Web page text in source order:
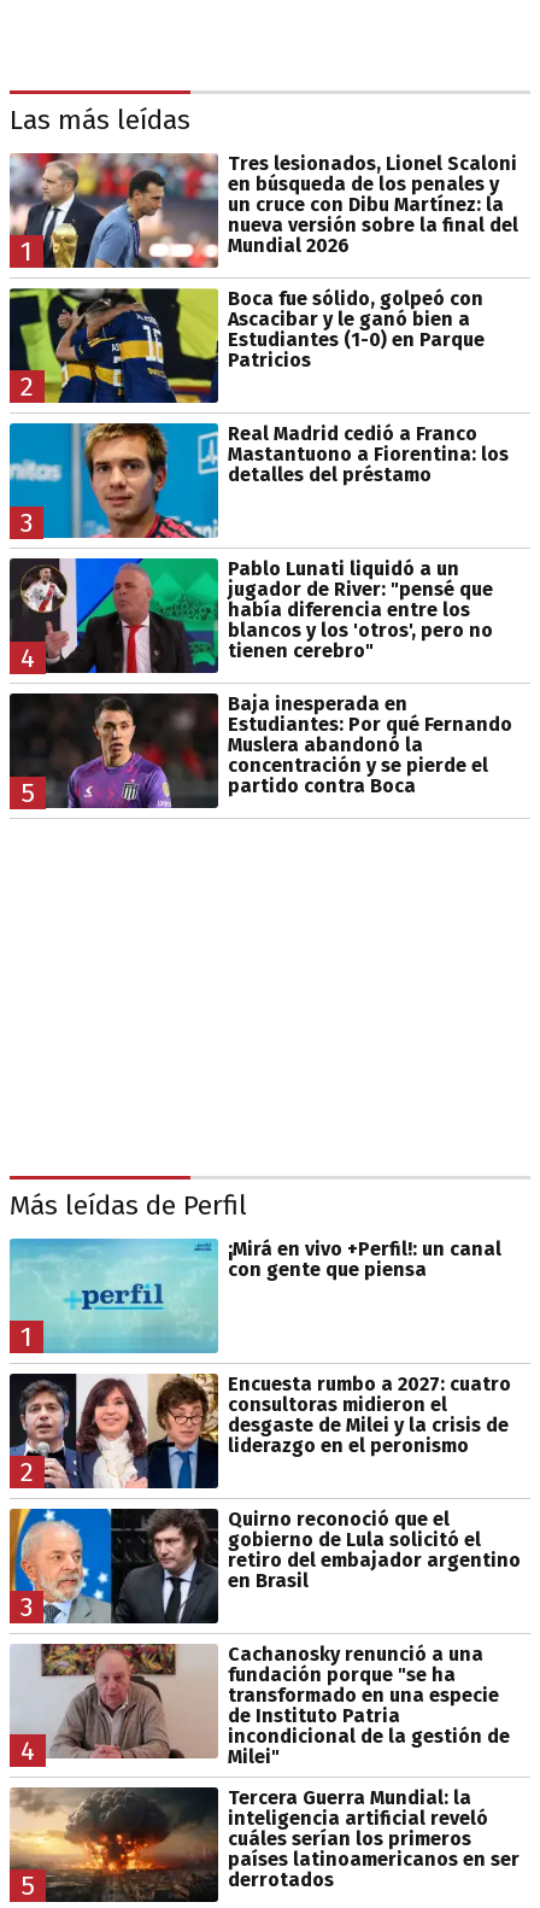
Las más leídas
1
Tres lesionados, Lionel Scaloni
en búsqueda de los penales y
un cruce con Dibu Martínez: la
nueva versión sobre la final del
Mundial 2026
2
Boca fue sólido, golpeó con
Ascacibar y le ganó bien a
Estudiantes (1-0) en Parque
Patricios
3
Real Madrid cedió a Franco
Mastantuono a Fiorentina: los
detalles del préstamo
4
Pablo Lunati liquidó a un
jugador de River: "pensé que
había diferencia entre los
blancos y los 'otros', pero no
tienen cerebro"
5
Baja inesperada en
Estudiantes: Por qué Fernando
Muslera abandonó la
concentración y se pierde el
partido contra Boca
Más leídas de Perfil
1
¡Mirá en vivo +Perfil!: un canal
con gente que piensa
2
Encuesta rumbo a 2027: cuatro
consultoras midieron el
desgaste de Milei y la crisis de
liderazgo en el peronismo
3
Quirno reconoció que el
gobierno de Lula solicitó el
retiro del embajador argentino
en Brasil
4
Cachanosky renunció a una
fundación porque "se ha
transformado en una especie
de Instituto Patria
incondicional de la gestión de
Milei"
5
Tercera Guerra Mundial: la
inteligencia artificial reveló
cuáles serían los primeros
países latinoamericanos en ser
derrotados